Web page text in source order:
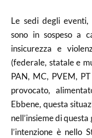
Le sedi degli eventi,
sono in sospeso a
insicurezza e
(federale, statale e
PAN, MC, PVEM,
provocato,
Ebbene, questa
nell’insieme di questa
l’intenzione è nello